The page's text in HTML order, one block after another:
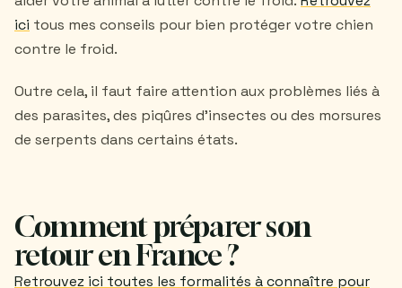
ici tous mes conseils pour bien protéger votre chien
contre le froid.
Outre cela, il faut faire attention aux problèmes liés à
des parasites, des piqûres d’insectes ou des morsures
de serpents dans certains états.
Comment préparer son
retour en France ?
Retrouvez ici toutes les formalités à connaître pour